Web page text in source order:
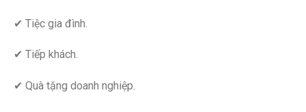
✔ Tiệc gia đình.
✔ Tiếp khách.
✔ Quà tặng doanh nghiệp.